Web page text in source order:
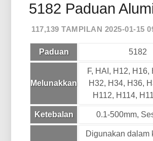
5182 Paduan
117,139 TAMPILAN 2025-01-15
Paduan 5182
Melunakkan
F, HAI, H12, H16,
H32, H34, H36,
H112, H114,
Ketebalan 0.1-500mm,
Digunakan dalam